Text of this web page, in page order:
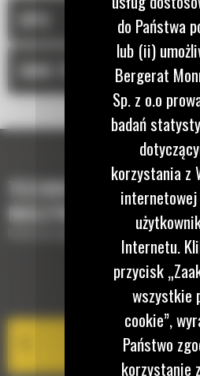
DANE TECHNICZNE
TECHNOLOGIE, KTÓRE
MASZYNĘ
Krótki opis wyposażenia lub technologii
EQUIPMENT
Cat
do Państwa
lub (ii)
Bergerat
Sp. z o.o
badań
korzystania z
Internetu.
przycisk
wszystkie
cookie”,
Państwo
korzystanie